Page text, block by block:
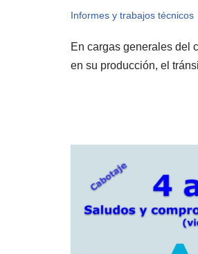
Informes y trabajos técnicos
En cargas generales del
en su producción, el